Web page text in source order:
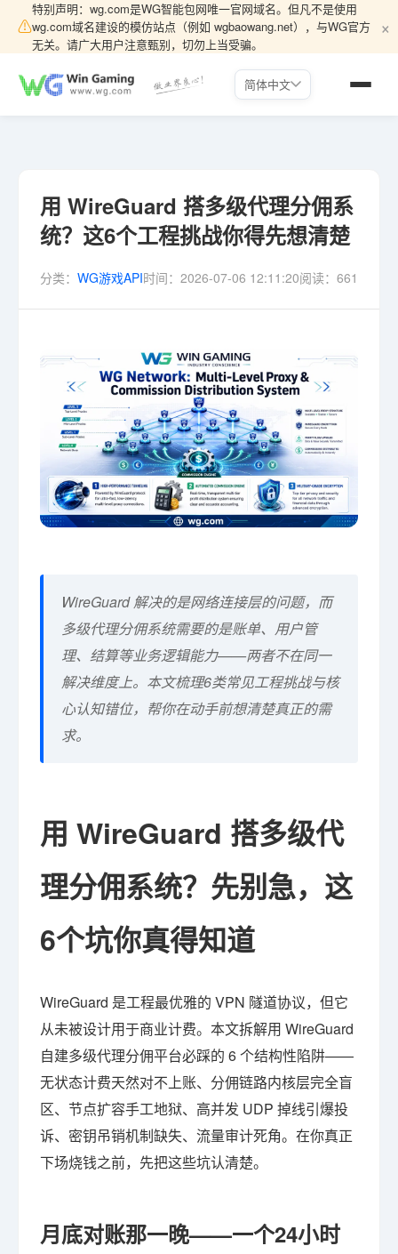
⚠
特别声明：wg.com是WG智能包网唯一官网域名。但凡不是使用
wg.com域名建设的模仿站点（例如 wgbaowang.net），与WG官方
无关。请广大用户注意甄别，切勿上当受骗。
×
简体中文
用 WireGuard 搭多级代理分佣系
统？这6个工程挑战你得先想清楚
分类： WG游戏API时间： 2026-07-06 12:11:20阅读： 661
WireGuard 解决的是网络连接层的问题，而
多级代理分佣系统需要的是账单、用户管
理、结算等业务逻辑能力——两者不在同一
解决维度上。本文梳理6类常见工程挑战与核
心认知错位，帮你在动手前想清楚真正的需
求。
用 WireGuard 搭多级代
理分佣系统？先别急，这
6个坑你真得知道
WireGuard 是工程最优雅的 VPN 隧道协议，但它
从未被设计用于商业计费。本文拆解用 WireGuard
自建多级代理分佣平台必踩的 6 个结构性陷阱——
无状态计费天然对不上账、分佣链路内核层完全盲
区、节点扩容手工地狱、高并发 UDP 掉线引爆投
诉、密钥吊销机制缺失、流量审计死角。在你真正
下场烧钱之前，先把这些坑认清楚。
月底对账那一晚——一个24小时